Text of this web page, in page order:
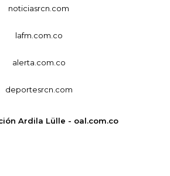
noticiasrcn.com
lafm.com.co
alerta.com.co
deportesrcn.com
Ardila Lülle - oal.com.co